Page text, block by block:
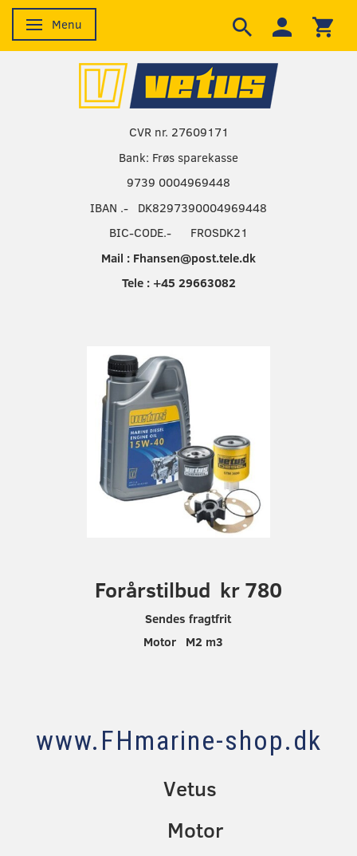
Skifte navigation
Menu
CVR nr. 27609171
Bank: Frøs sparekasse
9739 0004969448
IBAN .- DK8297390004969448
BIC-CODE.- FROSDK21
Mail : Fhansen@post.tele.dk
Tele : +45 29663082
Forårstilbud kr 780
Sendes fragtfrit
Motor M2 m3
www.FHmarine-shop.dk
Vetus
Motor